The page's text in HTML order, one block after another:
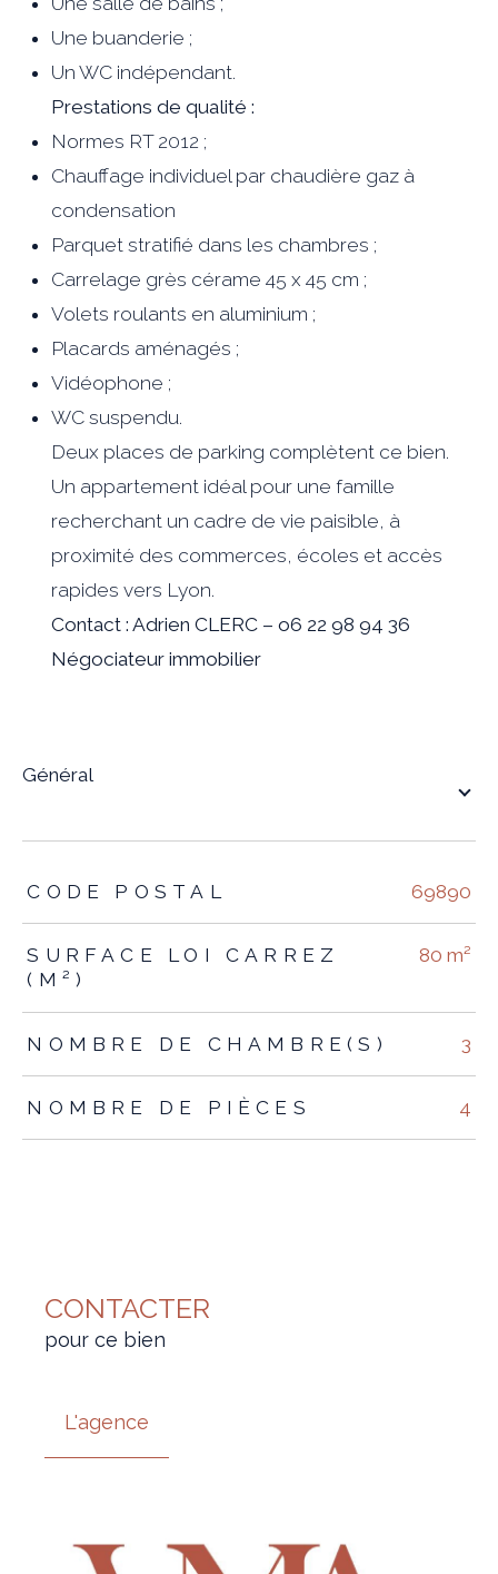
Une buanderie ;
Un WC indépendant.
Prestations de qualité :
Normes RT 2012 ;
Chauffage individuel par chaudière gaz à
condensation
Parquet stratifié dans les chambres ;
Carrelage grès cérame 45 x 45 cm ;
Volets roulants en aluminium ;
Placards aménagés ;
Vidéophone ;
WC suspendu.
Deux places de parking complètent ce bien.
Un appartement idéal pour une famille
recherchant un cadre de vie paisible, à
proximité des commerces, écoles et accès
rapides vers Lyon.
Contact : Adrien CLERC – o6 22 98 94 36
Négociateur immobilier
général
TRAD_ZEPHYR_Caracteristique TRAD_ZEPHYR_Valeurs
CODE POSTAL 69890
SURFACE LOI CARREZ
(M²)
80 m²
NOMBRE DE CHAMBRE(S) 3
NOMBRE DE PIÈCES 4
CONTACTER
pour ce bien
L'agence